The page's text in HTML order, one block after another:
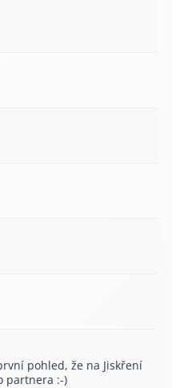
pohled, že na Jiskření
partnera :-)